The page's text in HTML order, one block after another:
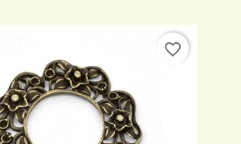
favorite_border